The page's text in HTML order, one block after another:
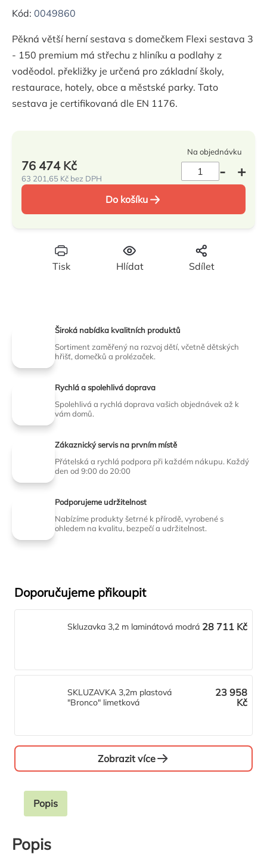
hodnocení
je
0,0
z
5
hvězdiček.
Kód: 0049860
Pěkná větší herní sestava s domečkem Flexi sestava 3
- 150 premium má střechu z hliníku a podlahy z
voděodol. překližky je určená pro základní školy,
restaurace, hotely, obce a městské parky. Tato
sestava je certifikovaná dle EN 1176.
Tisk Hlídat Sdílet
Na objednávku
76 474 Kč
63 201,65 Kč bez DPH
Měrná
cena:
Do košíku
Široká nabídka kvalitních produktů
Sortiment zaměřený na rozvoj dětí, včetně dětských
hřišť, domečků a prolézaček.
Rychlá a spolehlivá doprava
Spolehlivá a rychlá doprava vašich objednávek až k
vám domů.
Zákaznický servis na prvním místě
Přátelská a rychlá podpora při každém nákupu. Každý
den od 9:00 do 20:00
Podporujeme udržitelnost
Nabízíme produkty šetrné k přírodě, vyrobené s
ohledem na kvalitu, bezpečí a udržitelnost.
Doporučujeme přikoupit
Skluzavka 3,2 m laminátová modrá 28 711 Kč
SKLUZAVKA 3,2m plastová
"Bronco" limetková
23 958
Kč
Zobrazit více
Popis
Popis